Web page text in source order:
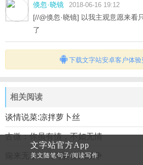
倏忽·晓镜 2018-06-16 19:12
[//@倏忽·晓镜] 以我主观意愿来看
了
下载文字站安卓客户体验
相关阅读
谈情说菜:凉拌萝卜丝
古微：你虽有情，不如无情
痫来无事：我与婆婆的战争
文字站官方App
美文随笔句子/阅读写作